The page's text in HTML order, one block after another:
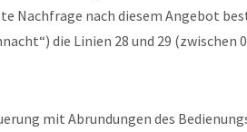
Nachfrage nach diesem Angebot
die Linien 28 und 29 (zwischen
mit Abrundungen des